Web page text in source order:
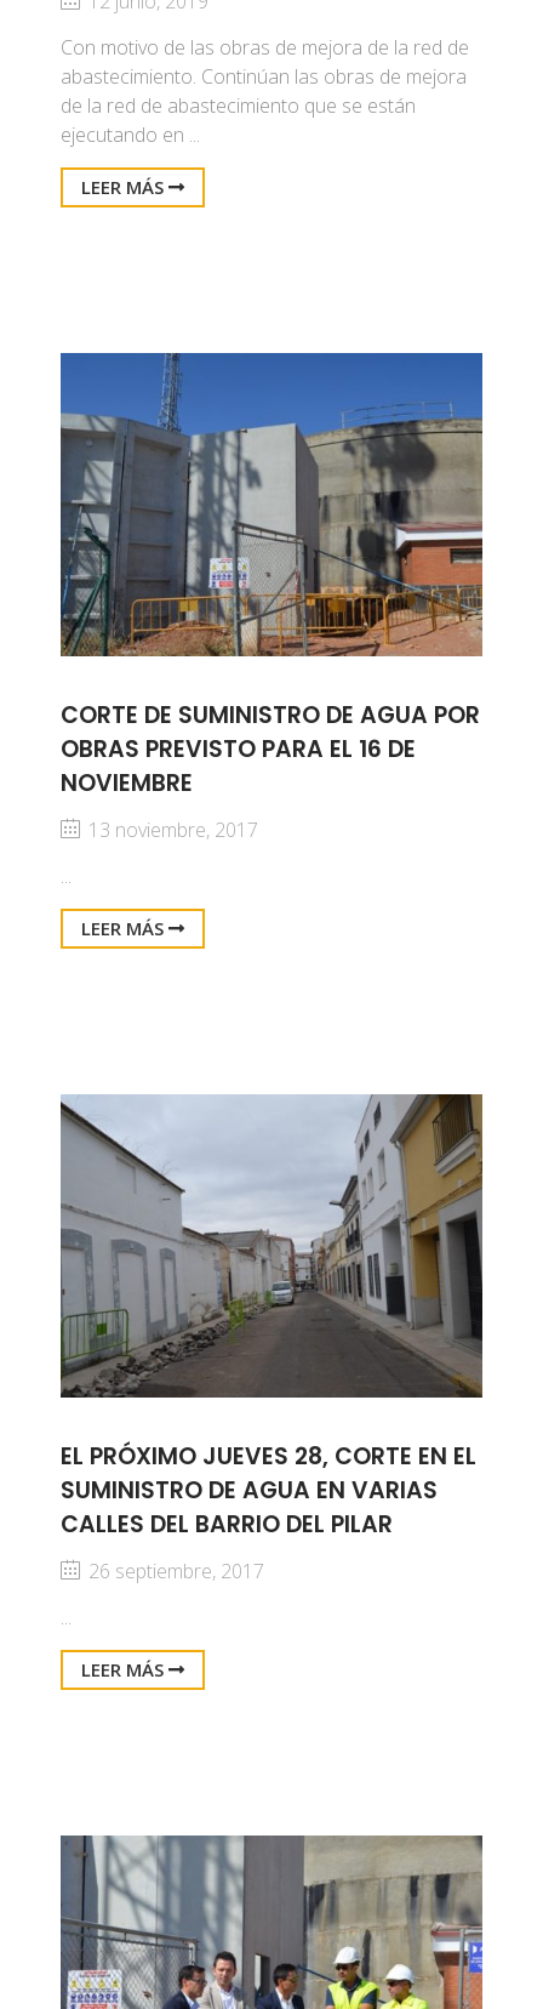
Con motivo de las obras de mejora de la red de
abastecimiento. Continúan las obras de mejora
de la red de abastecimiento que se están
ejecutando en ...
LEER MÁS
CORTE DE SUMINISTRO DE AGUA POR
OBRAS PREVISTO PARA EL 16 DE
NOVIEMBRE
13 noviembre, 2017
...
LEER MÁS
EL PRÓXIMO JUEVES 28, CORTE EN EL
SUMINISTRO DE AGUA EN VARIAS
CALLES DEL BARRIO DEL PILAR
26 septiembre, 2017
...
LEER MÁS